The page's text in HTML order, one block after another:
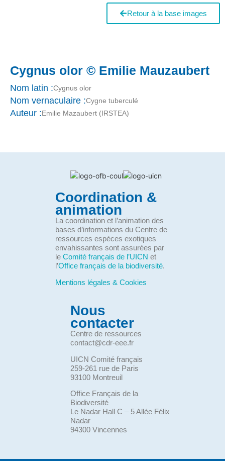
Retour à la base images
Cygnus olor © Emilie Mauzaubert
Nom latin :Cygnus olor
Nom vernaculaire :Cygne tuberculé
Auteur :Emilie Mazaubert (IRSTEA)
Coordination &
animation
La coordination et l’animation des
bases d’informations du Centre de
ressources espèces exotiques
envahissantes sont assurées par
le Comité français de l’UICN et
l’Office français de la biodiversité.
Mentions légales & Cookies
Nous
contacter
Centre de ressources
contact@cdr-eee.fr
UICN Comité français
259-261 rue de Paris
93100 Montreuil
Office Français de la
Biodiversité
Le Nadar Hall C – 5 Allée Félix
Nadar
94300 Vincennes